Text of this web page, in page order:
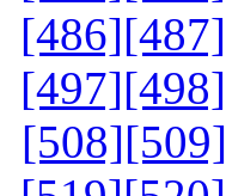
[486][487]
[497][498]
[508][509]